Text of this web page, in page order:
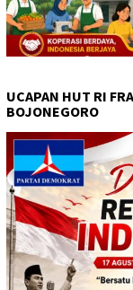
UCAPAN HUT RI
BOJONEGORO